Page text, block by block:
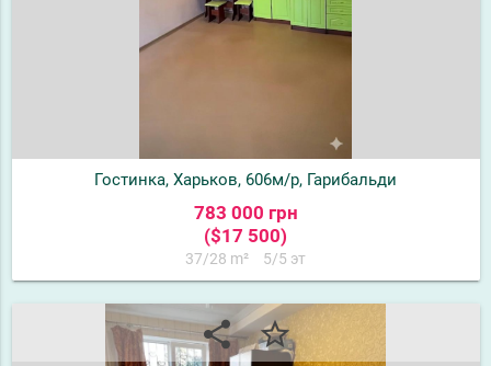
Гостинка, Харьков, 606м/р, Гарибальди
783 000 грн
($17 500)
37/28 m² 5/5 эт
share star_border